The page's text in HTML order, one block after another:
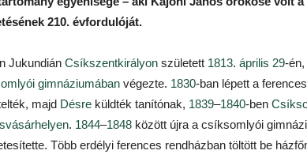
210. évfordulóját.
Jukundián Csíkszentkirályon született 1813. április 29-
gimnáziumában végezte. 1830-ban lépett a
majd Désre küldték tanítónak, 1839–1840-ben
. 1844–1848 között újra a csíksomlyói
Több erdélyi ferences rendházban töltött be